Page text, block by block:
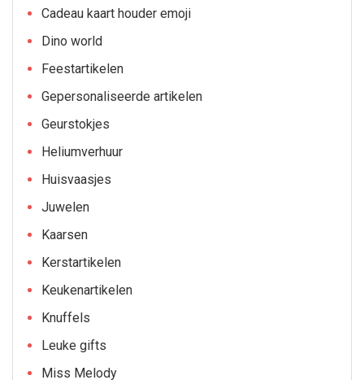
Cadeau kaart houder emoji
Dino world
Feestartikelen
Gepersonaliseerde artikelen
Geurstokjes
Heliumverhuur
Huisvaasjes
Juwelen
Kaarsen
Kerstartikelen
Keukenartikelen
Knuffels
Leuke gifts
Miss Melody